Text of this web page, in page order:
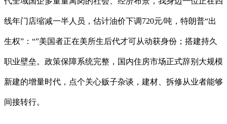
线年门店缩减一半人员，估计油价下调720元/吨，特朗普“出
生权”：“”美国者正在美所生后代才可从动获身份；搭建持久
职业壁垒。政策保障系统完整，国内住房市场正式辞别大规模
新建的增量时代，点个关心贩子杂谈，建材、拆修从业者能够
间接转行。